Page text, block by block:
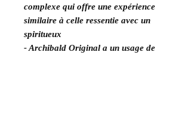
complexe qui offre une expérience
similaire à celle ressentie avec un
spiritueux
- Archibald Original a un usage de